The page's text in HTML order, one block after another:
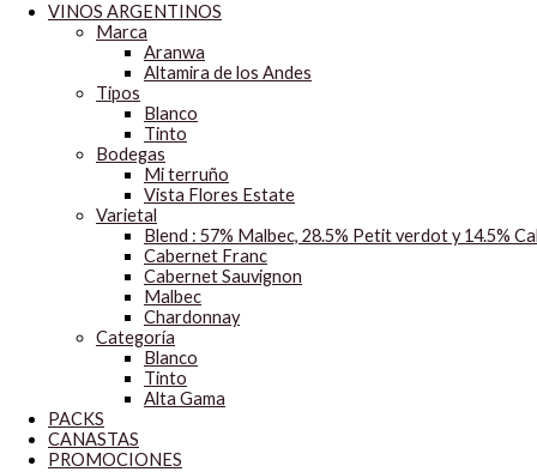
VINOS ARGENTINOS
Marca
Aranwa
Altamira de los Andes
Tipos
Blanco
Tinto
Bodegas
Mi terruño
Vista Flores Estate
Varietal
Blend : 57% Malbec, 28.5% Petit verdot y 14.5%
Cabernet Franc
Cabernet Sauvignon
Malbec
Chardonnay
Categoría
Blanco
Tinto
Alta Gama
PACKS
CANASTAS
PROMOCIONES